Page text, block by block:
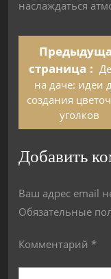
наслаждаться
страница
на даче: идеи
создания
уголков
Добавить
Ваш адрес email
Обязательные
Комментарий *